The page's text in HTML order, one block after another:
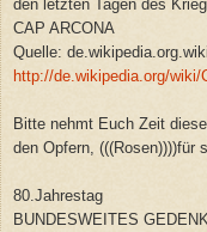
den letzten Tagen des
CAP ARCONA
Quelle: de.wikipedia.org.wiki
http://de.wikipedia.org/wiki/
Bitte nehmt Euch Zeit
den Opfern, (((Rosen))))für
80.Jahrestag
BUNDESWEITES